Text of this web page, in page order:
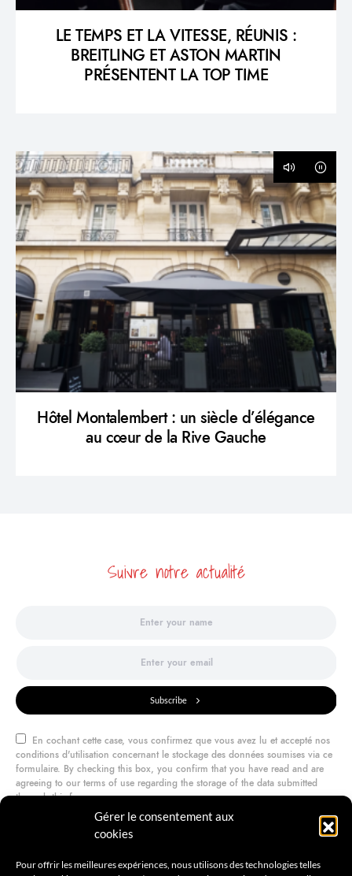
Gérer le consentement aux
cookies
Pour offrir les meilleures expériences, nous utilisons des technologies telles
LE TEMPS ET LA VITESSE, RÉUNIS :
BREITLING ET ASTON MARTIN
PRÉSENTENT LA TOP TIME
Hôtel Montalembert : un siècle d’élégance
au cœur de la Rive Gauche
Suivre notre actualité
Subscribe
En cochant cette case, vous confirmez que vous avez lu et accepté nos
conditions d'utilisation concernant le stockage des données soumises via ce
formulaire. By checking this box, you confirm that you have read and are
agreeing to our terms of use regarding the storage of the data submitted
through this form.